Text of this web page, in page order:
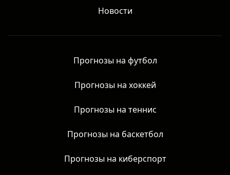
Новости
Прогнозы на футбол
Прогнозы на хоккей
Прогнозы на теннис
Прогнозы на баскетбол
Прогнозы на киберспорт